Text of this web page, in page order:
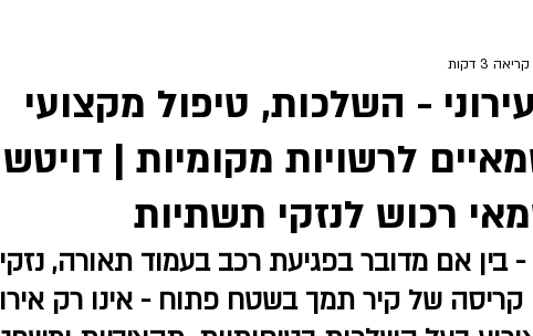
- השלכות, טיפול מקצועי
לרשויות מקומיות | דויטש
רכוש לנזקי תשתיות
3 דקות
- בין אם מדובר בפגיעת רכב בעמוד תאורה,
קריסה של קיר תמך בשטח פתוח - אינו רק